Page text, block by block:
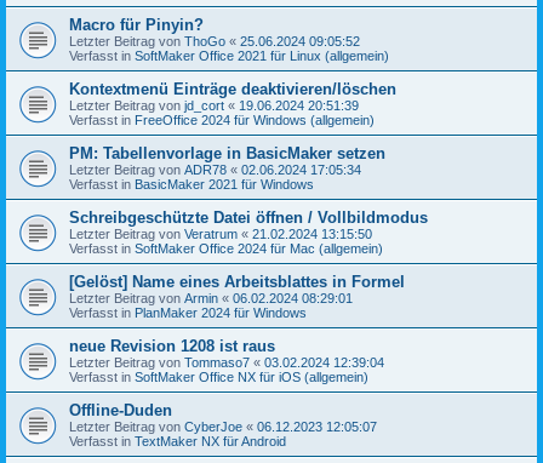
Macro für Pinyin?
Letzter Beitrag von ThoGo « 25.06.2024 09:05:52
Verfasst in SoftMaker Office 2021 für Linux (allgemein)
Kontextmenü Einträge deaktivieren/löschen
Letzter Beitrag von jd_cort « 19.06.2024 20:51:39
Verfasst in FreeOffice 2024 für Windows (allgemein)
PM: Tabellenvorlage in BasicMaker setzen
Letzter Beitrag von ADR78 « 02.06.2024 17:05:34
Verfasst in BasicMaker 2021 für Windows
Schreibgeschützte Datei öffnen / Vollbildmodus
Letzter Beitrag von Veratrum « 21.02.2024 13:15:50
Verfasst in SoftMaker Office 2024 für Mac (allgemein)
[Gelöst] Name eines Arbeitsblattes in Formel
Letzter Beitrag von Armin « 06.02.2024 08:29:01
Verfasst in PlanMaker 2024 für Windows
neue Revision 1208 ist raus
Letzter Beitrag von Tommaso7 « 03.02.2024 12:39:04
Verfasst in SoftMaker Office NX für iOS (allgemein)
Offline-Duden
Letzter Beitrag von CyberJoe « 06.12.2023 12:05:07
Verfasst in TextMaker NX für Android